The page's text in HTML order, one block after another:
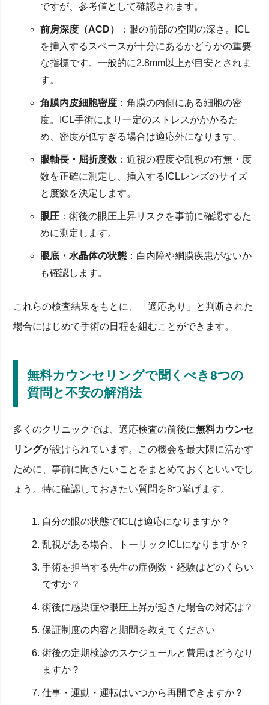
ですが、参考値として確認されます。
前房深度（ACD）
：眼の前部の空間の深さ。ICL
を挿入するスペースが十分にあるかどうかの重要
な指標です。一般的に2.8mm以上が目安とされま
す。
角膜内皮細胞密度 ：角膜の内側にある細胞の密
度。ICL手術により一定のストレスがかかるた
め、密度が低すぎる場合は適応外になります。
眼軸長・屈折度数 ：近視の程度や乱視の有無・度
数を正確に測定し、挿入するICLレンズのサイズ
と度数を決定します。
眼圧 ：術後の眼圧上昇リスクを事前に確認するた
めに測定します。
眼底・水晶体の状態 ：白内障や網膜疾患がないか
も確認します。
これらの検査結果をもとに、「適応あり」と判断された
場合にはじめて手術の日程を組むことができます。
無料カウンセリングで聞くべき8つの
質問と不安の解消法
多くのクリニックでは、適応検査の前後に無料カウンセ
リングが設けられています。この機会を最大限に活かす
ために、事前に聞きたいことをまとめておくといいでし
ょう。特に確認しておきたい質問を8つ挙げます。
自分の眼の状態でICLは適応になりますか？
乱視がある場合、トーリックICLになりますか？
手術を担当する先生の症例数・経験はどのくらい
ですか？
術後に感染症や眼圧上昇が起きた場合の対応は？
保証制度の内容と期間を教えてください
術後の定期検診のスケジュールと費用はどうなり
ますか？
仕事・運動・運転はいつから再開できますか？
ICL vs レーシックの違いと可逆性メリット・デメリッ
ト徹底解説